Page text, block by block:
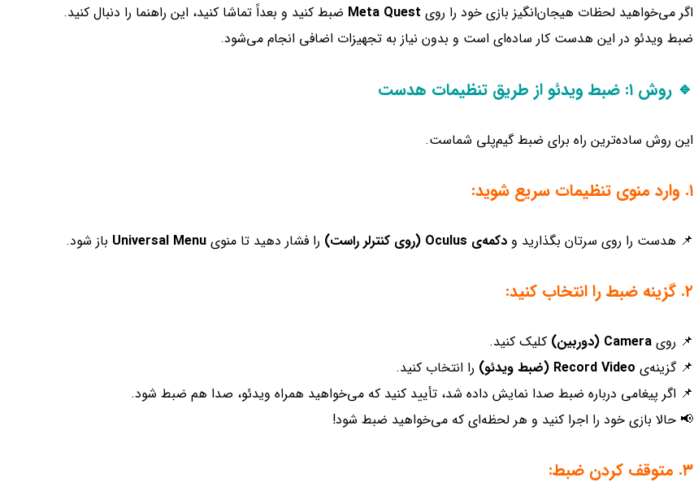
اگر می‌خواهید لحظات هیجان‌انگیز بازی خود را روی Meta Quest ضبط کنید و بعداً تماشا کنید، این راهنما را دنبال کنید.
ضبط ویدئو در این هدست کار ساده‌ای است و بدون نیاز به تجهیزات اضافی انجام می‌شود.
🔹 روش ۱: ضبط ویدئو از طریق تنظیمات هدست
این روش ساده‌ترین راه برای ضبط گیم‌پلی شماست.
۱. وارد منوی تنظیمات سریع شوید:
📌 هدست را روی سرتان بگذارید ودکمه‌ی Oculus (روی کنترلر راست) را فشار دهید تا منویUniversal Menu باز شود.
۲. گزینه ضبط را انتخاب کنید:
📌 رویCamera (دوربین)
کلیک کنید.
📌 گزینه‌ی Record Video (ضبط ویدئو)
را انتخاب کنید.
📌 اگر پیغامی درباره ضبط صدا نمایش داده شد، تأیید کنید که می‌خواهید همراه ویدئو، صدا هم ضبط شود.
📢 حالا بازی خود را اجرا کنید و هر لحظه‌ای که می‌خواهید ضبط شود!
۳. متوقف کردن ضبط: